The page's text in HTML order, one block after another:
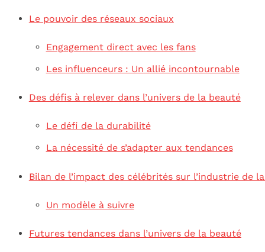
Le pouvoir des réseaux sociaux
Engagement direct avec les fans
Les influenceurs : Un allié incontournable
Des défis à relever dans l’univers de la beauté
Le défi de la durabilité
La nécessité de s’adapter aux tendances
Bilan de l’impact des célébrités sur l’industrie de
Un modèle à suivre
Futures tendances dans l’univers de la beauté